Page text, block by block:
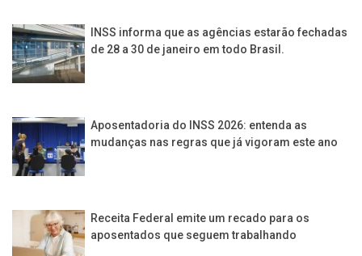
INSS informa que as agências estarão fechadas
de 28 a 30 de janeiro em todo Brasil.
Aposentadoria do INSS 2026: entenda as
mudanças nas regras que já vigoram este ano
Receita Federal emite um recado para os
aposentados que seguem trabalhando